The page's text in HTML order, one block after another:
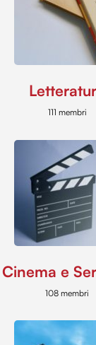
111 membri
Cinema e
108 membri